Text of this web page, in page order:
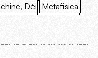
Dèi Metafisica